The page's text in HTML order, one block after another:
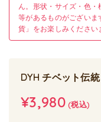
ん。形状・サイズ・色
等があるものがござい
貨」をお楽しみください
DYH チベット伝
¥3,980(税込)